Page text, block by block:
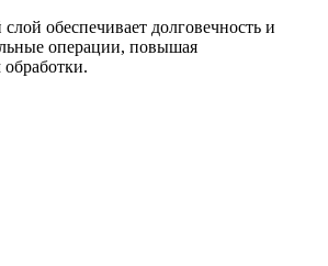
обеспечивает долговечность и
операции, повышая